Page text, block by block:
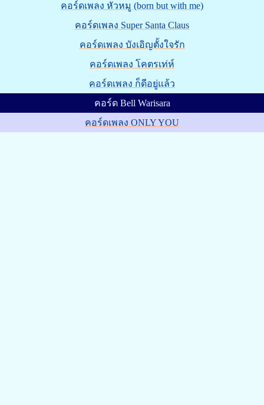
คอร์ดเพลง หัวหมู (born but with me)
คอร์ดเพลง Super Santa Claus
คอร์ดเพลง บังเอิญตั้งใจรัก
คอร์ดเพลง โคตรเท่ห์
คอร์ดเพลง ก็ดีอยู่แล้ว
คอร์ด Bell Warisara
คอร์ดเพลง ONLY YOU